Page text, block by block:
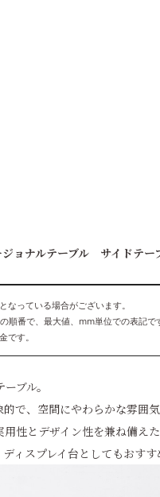
ョナルテーブル サイドテ
っている場合がございます。
順番で、最大値、mm単位での表記で
です。
ブル。
で、空間にやわらかな雰囲
性とデザイン性を兼ね備えた
ィスプレイ台としてもおすす